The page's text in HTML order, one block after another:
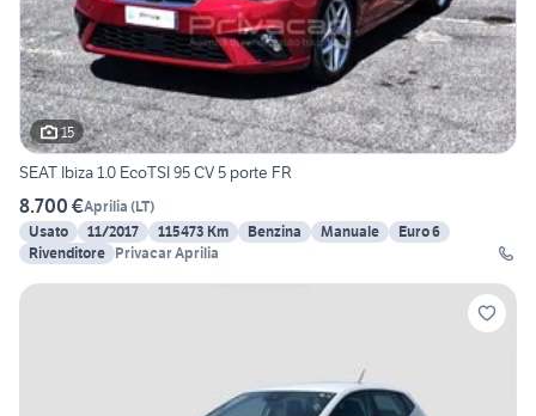
15
SEAT Ibiza 1.0 EcoTSI 95 CV 5 porte FR
8.700 €Aprilia (LT)
Usato
11/2017 115473 Km Benzina Manuale
Euro 6
Rivenditore Privacar Aprilia